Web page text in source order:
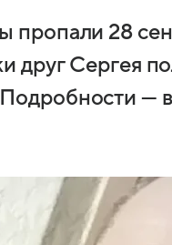
28
друг Сергея
—